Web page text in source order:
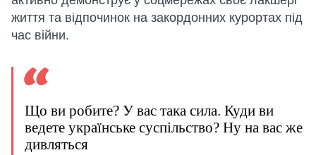
життя та відпочинок на закордонних курортах під
час війни.
Що ви робите? У вас така сила. Куди ви
ведете українське суспільство? Ну на вас же
дивляться